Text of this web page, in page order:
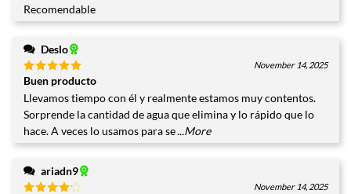
Recomendable
Deslo
Valorado
con
5
November 14, 2025
Buen producto
Llevamos tiempo con él y realmente estamos muy contentos.
Sorprende la cantidad de agua que elimina y lo rápido que lo
hace. A veces lo usamos para se...More
ariadn9
November 14, 2025